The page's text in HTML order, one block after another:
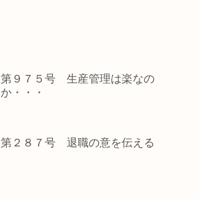
第９７５号 生産管理は楽なの
か・・・
第２８７号 退職の意を伝える